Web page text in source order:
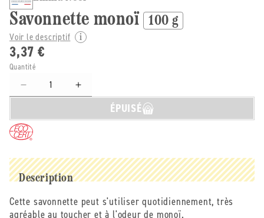
Savonnette monoï 100 g
Voir le descriptif
3,37 €
Quantité
Réduire
de
Emma
-
-
monoï
-
Augmenter
quantité
-
-
monoï
-
ÉPUISÉ
Description
Cette savonnette peut s'utiliser quotidiennement, très
agréable au toucher et à l'odeur de monoï.